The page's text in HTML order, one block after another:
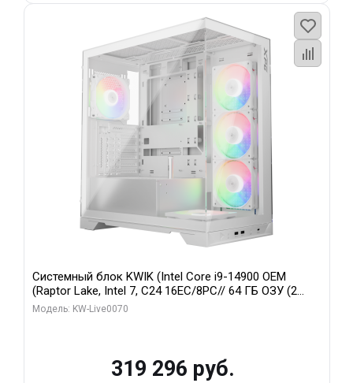
Системный блок KWIK (Intel Core i9-14900 OEM
(Raptor Lake, Intel 7, C24 16EC/8PC// 64 ГБ ОЗУ (2
модуля)/ Gigabyte RTX5080 XTREME WATERFORCE
Модель: KW-Live0070
319 296 руб.